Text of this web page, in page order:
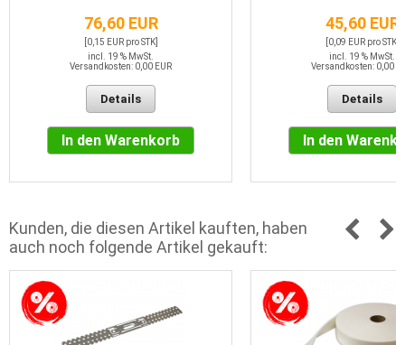
76,60 EUR
[0,15 EUR pro STK]
incl. 19 % MwSt.
Versandkosten: 0,00 EUR
Details
In den Warenkorb
45,60 EUR
[0,09 EUR pro STK]
incl. 19 % MwSt.
Versandkosten: 0,00
Details
In den
Kunden, die diesen Artikel kauften, haben
auch noch folgende Artikel gekauft: